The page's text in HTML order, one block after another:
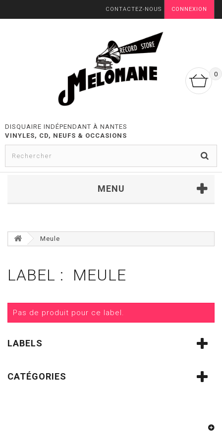
CONNEXION
CONTACTEZ-NOUS
0
DISQUAIRE INDÉPENDANT À NANTES
VINYLES, CD, NEUFS & OCCASIONS
MENU
Meule
LABEL : MEULE
Pas de produit pour ce label.
LABELS
CATÉGORIES